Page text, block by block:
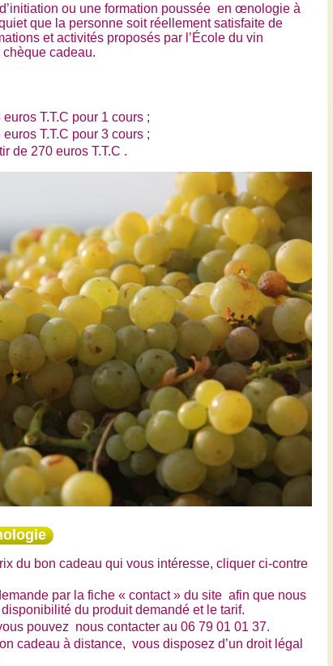
ou une formation poussée en œnologie à
que la personne soit réellement satisfaite de
et activités proposés par l’École du vin
cadeau.
T.T.C pour 1 cours ;
T.T.C pour 3 cours ;
de 270 euros T.T.C .
du bon cadeau qui vous intéresse, cliquer ci-contre
par la fiche « contact » du site afin que nous
du produit demandé et le tarif.
pouvez nous contacter au 06 79 01 01 37.
cadeau à distance, vous disposez d’un droit légal